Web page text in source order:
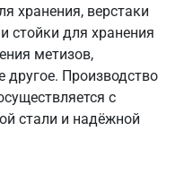
хранения, верстаки
стойки для хранения
метизов,
Производство
с
стали и надёжной